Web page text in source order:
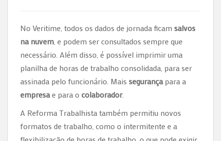
No Veritime, todos os dados de jornada ficam salvos
na nuvem , e podem ser consultados sempre que
necessário. Além disso, é possível imprimir uma
planilha de horas de trabalho consolidada, para ser
assinada pelo funcionário. Mais segurançapara a
empresae para o colaborador.
A Reforma Trabalhista também permitiu novos
formatos de trabalho, como o intermitente e a